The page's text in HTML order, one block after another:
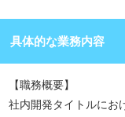
具体的な業務内容
【職務概要】
社内開発タイトルにお